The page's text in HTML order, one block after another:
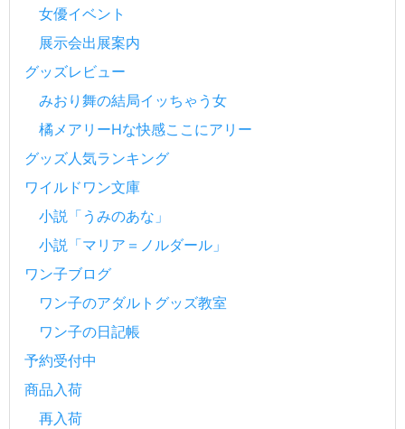
女優イベント
展示会出展案内
グッズレビュー
みおり舞の結局イッちゃう女
橘メアリーHな快感ここにアリー
グッズ人気ランキング
ワイルドワン文庫
小説「うみのあな」
小説「マリア＝ノルダール」
ワン子ブログ
ワン子のアダルトグッズ教室
ワン子の日記帳
予約受付中
商品入荷
再入荷